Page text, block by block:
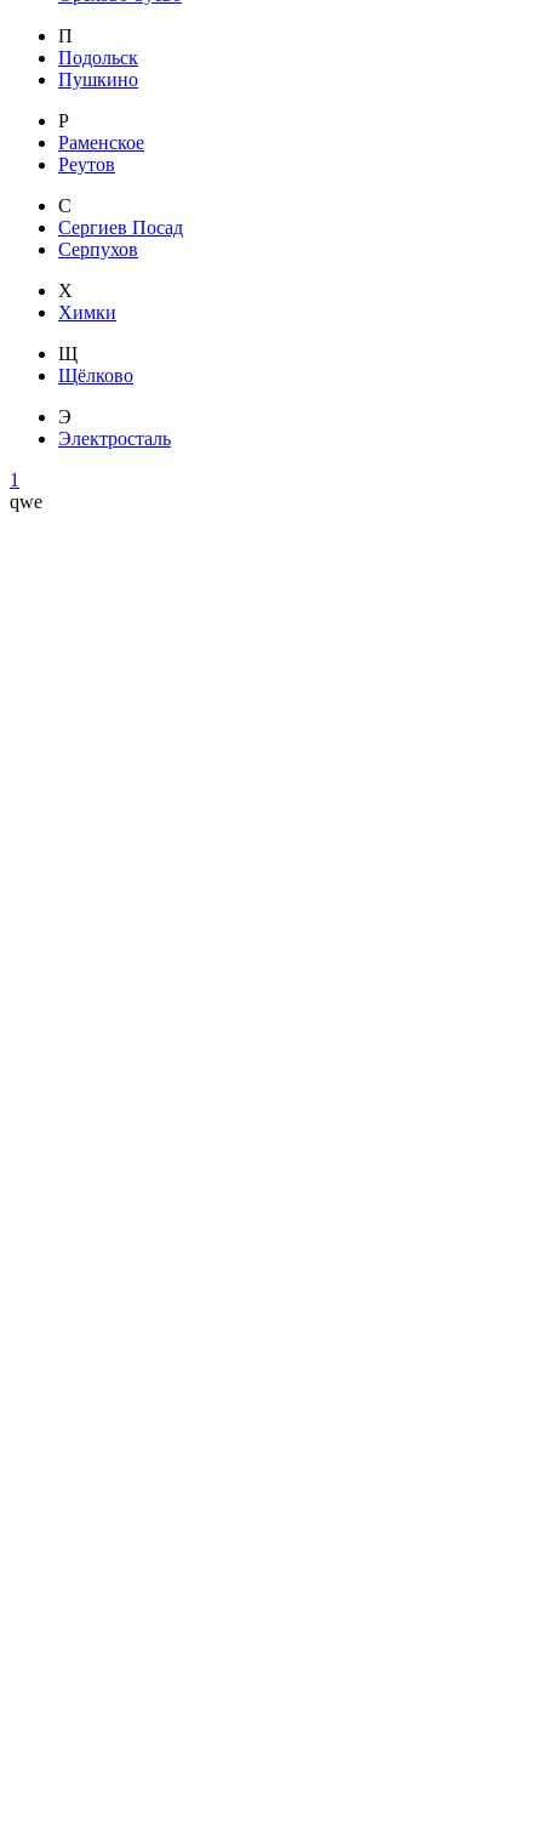
П
Подольск
Пушкино
Р
Раменское
Реутов
С
Сергиев Посад
Серпухов
Х
Химки
Щ
Щёлково
Э
Электросталь
1
qwe